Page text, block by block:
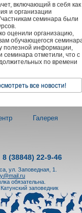
включающий в себя как
и организации
семинара были
оценили организацию,
обучающегося
полезной информации,
семинара отметили, что с
по времени
все новости!
Галерея
(38848) 22-9-46
ул. Заповедная, 1.
обязательна.
заповедник